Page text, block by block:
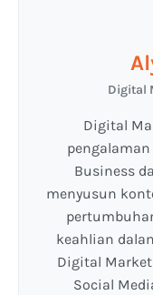
Digital
Digital
Business
menyusun
keahlian
Digital
Social